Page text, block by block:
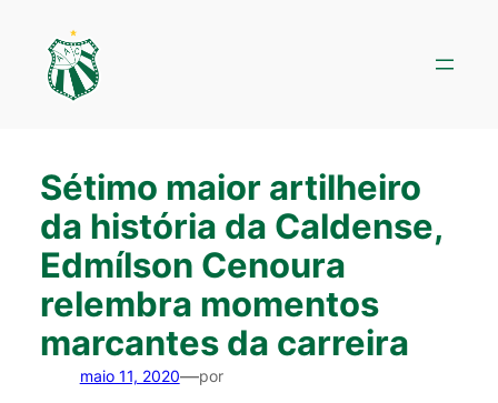
conteúdo
Sétimo maior artilheiro
da história da Caldense,
Edmílson Cenoura
relembra momentos
marcantes da carreira
maio 11, 2020—por